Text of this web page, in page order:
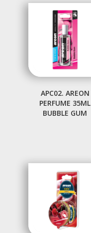
APC02. AREON
PERFUME 35ML
BUBBLE GUM